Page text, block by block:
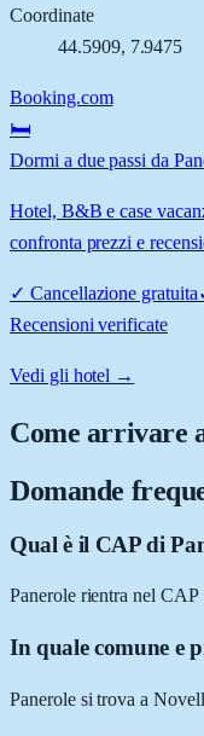
Coordinate
44.5909, 7.9475
Booking.com
🛏️
Dormi a due passi da
Hotel, B&B e case
confronta prezzi e
✓ Cancellazione gratuita
Recensioni verificate
Vedi gli hotel →
Come arrivare
Domande
Qual è il CAP di
Panerole rientra nel
In quale comune e
Panerole si trova a